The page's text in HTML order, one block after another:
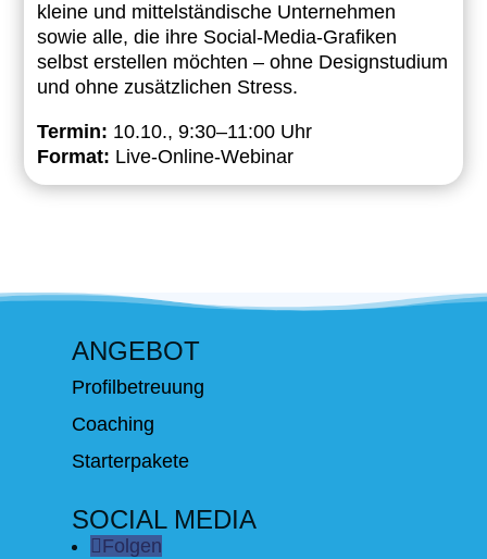
kleine und mittelständische Unternehmen
sowie alle, die ihre Social-Media-Grafiken
selbst erstellen möchten – ohne Designstudium
und ohne zusätzlichen Stress.
Termin: 10.10., 9:30–11:00 Uhr
Format: Live-Online-Webinar
ANGEBOT
Profilbetreuung
Coaching
Starterpakete
SOCIAL MEDIA
Folgen